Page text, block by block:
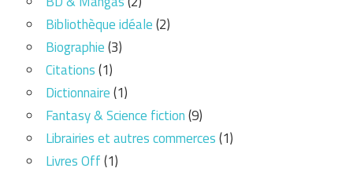
Bibliothèque idéale(2)
Biographie(3)
Citations(1)
Dictionnaire(1)
Fantasy & Science fiction(9)
Librairies et autres commerces(1)
Livres Off(1)